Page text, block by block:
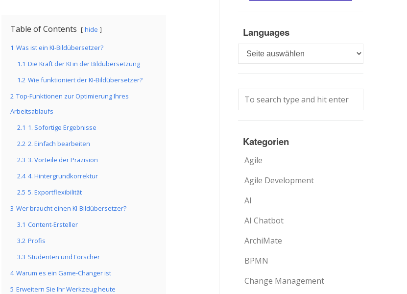
Table of Contents hide
1 Was ist ein KI-Bildübersetzer?
1.1 Die Kraft der KI in der Bildübersetzung
1.2 Wie funktioniert der KI-Bildübersetzer?
2 Top-Funktionen zur Optimierung Ihres
Arbeitsablaufs
2.1 1. Sofortige Ergebnisse
2.2 2. Einfach bearbeiten
2.3 3. Vorteile der Präzision
2.4 4. Hintergrundkorrektur
2.5 5. Exportflexibilität
3 Wer braucht einen KI-Bildübersetzer?
3.1 Content-Ersteller
3.2 Profis
3.3 Studenten und Forscher
4 Warum es ein Game-Changer ist
5 Erweitern Sie Ihr Werkzeug heute
Languages
Languages
Kategorien
Agile
Agile Development
AI
AI Chatbot
ArchiMate
BPMN
Change Management